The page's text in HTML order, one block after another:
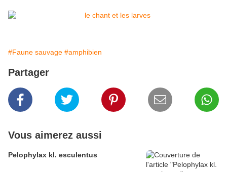
#Faune sauvage #amphibien
Partager
Vous aimerez aussi
Pelophylax kl. esculentus